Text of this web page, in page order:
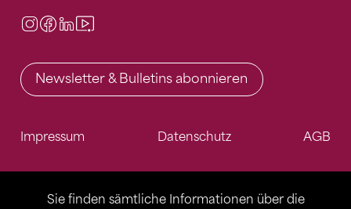
Sie finden sämtliche Informationen über die
Instagram
Facebook
LinkedIn
Newsletter & Bulletins abonnieren
Impressum Datenschutz AGB